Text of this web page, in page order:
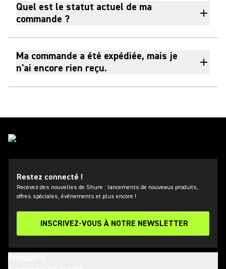
Quel est le statut actuel de ma
commande ?
Ma commande a été expédiée, mais je
n'ai encore rien reçu.
Restez connecté !
Recevez des nouvelles de Shure : lancements de nouveaux produits,
offres spéciales, événements et plus encore !
INSCRIVEZ-VOUS À NOTRE NEWSLETTER